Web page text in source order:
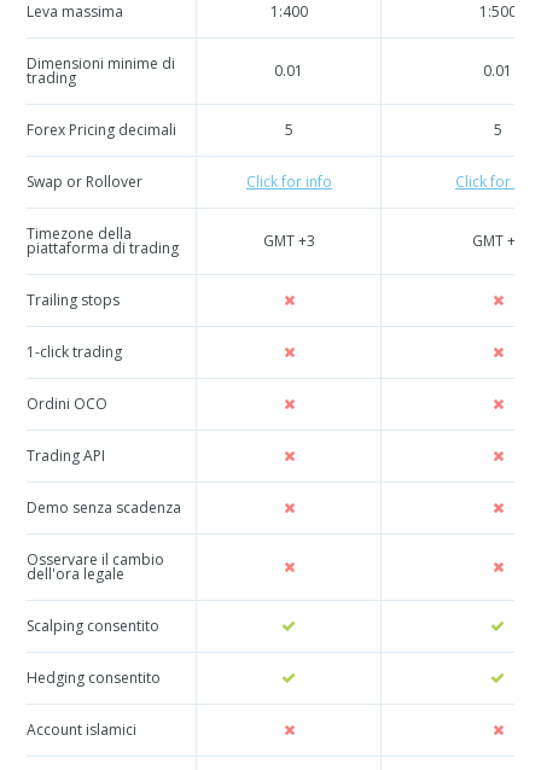
Leva massima 1:400 1:500
Dimensioni minime di
trading 0.01 0.01
Forex Pricing decimali 5 5
Swap or Rollover Click for info Click for info
Timezone della
piattaforma di trading GMT +3 GMT +3
Trailing stops
1-click trading
Ordini OCO
Trading API
Demo senza scadenza
Osservare il cambio
dell'ora legale
Scalping consentito
Hedging consentito
Account islamici